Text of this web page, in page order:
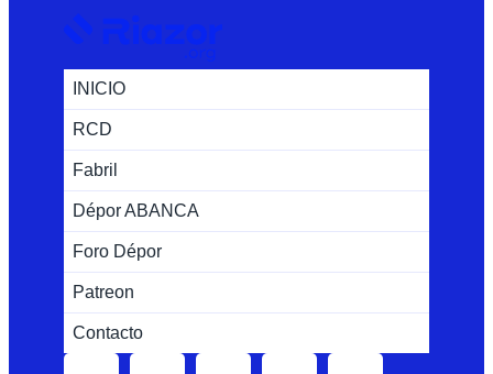
INICIO
RCD
Fabril
Dépor ABANCA
Foro Dépor
Patreon
Contacto